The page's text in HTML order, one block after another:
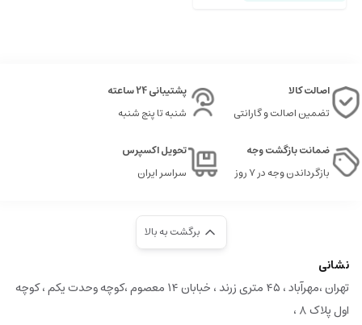
اصالت کالا
تضمین اصالت و گارانتی
پشتیبانی 24 ساعته
شنبه تا پنج شنبه
ضمانت بازگشت وجه
بازگرداندن وجه در ۷ روز
تحویل اکسپرس
سراسر ایران
برگشت به بالا
نشانی
تهران ،مهرآباد ، ۴۵ متری زرند ، خبابان ۱۴ معصوم ،کوچه وحدت یکم ، کوچه
اول پلاک ۸ ،